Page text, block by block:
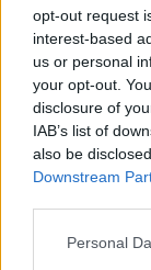
opt-out request
interest-based
us or personal
your opt-out.
disclosure of
IAB’s list of
also be
Downstream
Personal
PDSZ